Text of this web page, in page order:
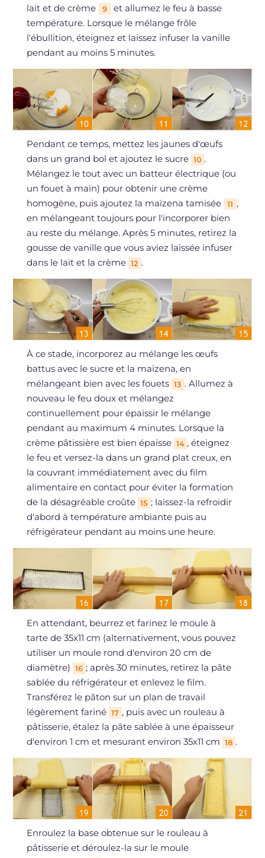
lait et de crème
9
et allumez le feu à basse
température. Lorsque le mélange frôle
l'ébullition, éteignez et laissez infuser la vanille
pendant au moins 5 minutes.
Pendant ce temps, mettez les jaunes d'œufs
dans un grand bol et ajoutez le sucre 10 .
Mélangez le tout avec un batteur électrique (ou
un fouet à main) pour obtenir une crème
homogène, puis ajoutez la maïzena tamisée
11 ,
en mélangeant toujours pour l'incorporer bien
au reste du mélange. Après 5 minutes, retirez la
gousse de vanille que vous aviez laissée infuser
dans le lait et la crème 12 .
À ce stade, incorporez au mélange les œufs
battus avec le sucre et la maïzena, en
mélangeant bien avec les fouets 13 . Allumez à
nouveau le feu doux et mélangez
continuellement pour épaissir le mélange
pendant au maximum 4 minutes. Lorsque la
crème pâtissière est bien épaisse 14 , éteignez
le feu et versez-la dans un grand plat creux, en
la couvrant immédiatement avec du film
alimentaire en contact pour éviter la formation
de la désagréable croûte 15 ; laissez-la refroidir
d'abord à température ambiante puis au
réfrigérateur pendant au moins une heure.
En attendant, beurrez et farinez le moule à
tarte de 35x11 cm (alternativement, vous pouvez
utiliser un moule rond d'environ 20 cm de
diamètre) 16 ; après 30 minutes, retirez la pâte
sablée du réfrigérateur et enlevez le film.
Transférez le pâton sur un plan de travail
légèrement fariné 17 , puis avec un rouleau à
pâtisserie, étalez la pâte sablée à une épaisseur
d'environ 1 cm et mesurant environ 35x11 cm 18 .
Enroulez la base obtenue sur le rouleau à
pâtisserie et déroulez-la sur le moule